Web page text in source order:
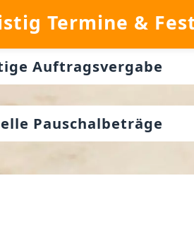
Termine &
Auftragsvergabe
Pauschalbeträge